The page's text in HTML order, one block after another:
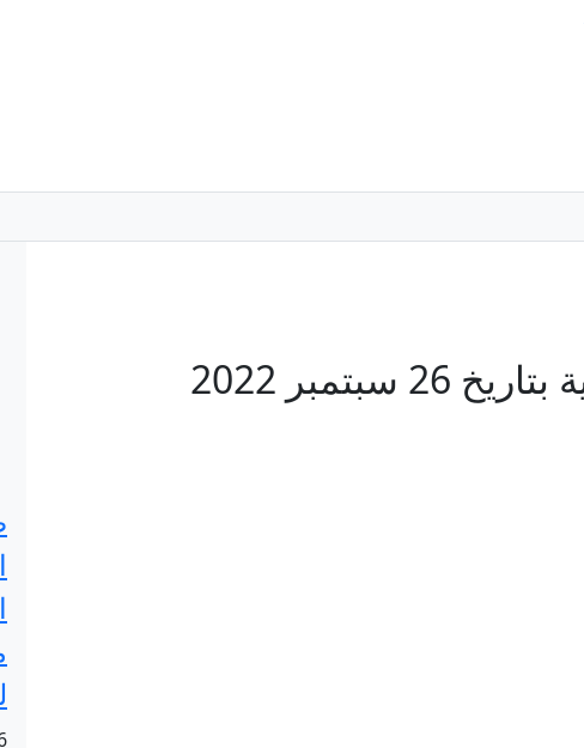
قائمات الناخبين الأولية بتاريخ 26 سبتمبر 2022